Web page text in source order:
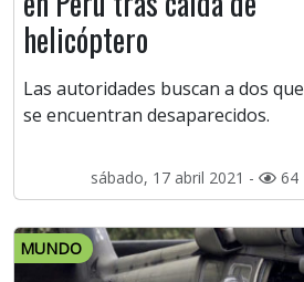
helicóptero
Las autoridades buscan a dos que
se encuentran desaparecidos.
sábado, 17 abril 2021 - 64
MUNDO